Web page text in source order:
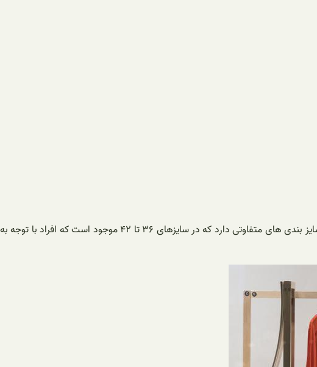
لباس شب مجلسی در طرح های بسیار متفاوتی موجود است که افراد می‌توانند با توجه به سلیقه خود آنها را انتخاب کند این لباس ها سایز بندی های متفاوتی دارد که در سایزهای ۳۶ تا ۴۲ موجود است که افراد با توجه به